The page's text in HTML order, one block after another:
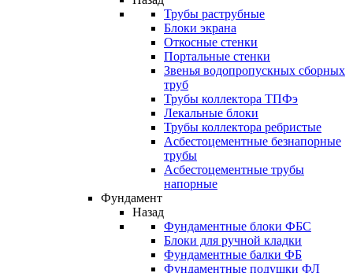
Трубы раструбные
Блоки экрана
Откосные стенки
Портальные стенки
Звенья водопропускных сборных
труб
Трубы коллектора ТПФэ
Лекальные блоки
Трубы коллектора ребристые
Асбестоцементные безнапорные
трубы
Асбестоцементные трубы
напорные
Фундамент
Назад
Фундаментные блоки ФБС
Блоки для ручной кладки
Фундаментные балки ФБ
Фундаментные подушки ФЛ